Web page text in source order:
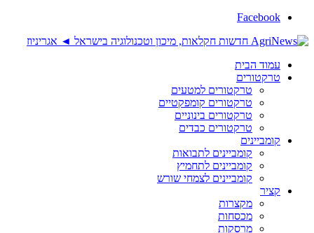
Facebook
עמוד הבית
טרקטורים
טרקטורים למטעים
טרקטורים קומפקטיים
טרקטורים בינוניים
טרקטורים כבדים
קומביינים
קומביינים לתבואות
קומביינים לתחמיץ
קומביינים לצמחי שורש
קציר
מקצרות
מכסחות
מרסקות